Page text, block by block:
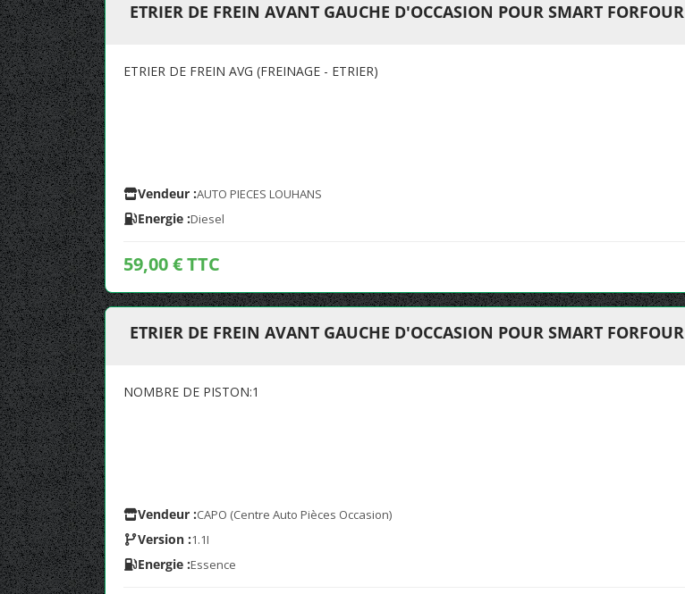
ETRIER DE FREIN AVANT GAUCHE D'OCCASION POUR SMART FORFOUR
ETRIER DE FREIN AVG (FREINAGE - ETRIER)
Vendeur :AUTO PIECES LOUHANS
Energie :Diesel
59,00 € TTC
ETRIER DE FREIN AVANT GAUCHE D'OCCASION POUR SMART FORFOUR
NOMBRE DE PISTON:1
Vendeur :CAPO (Centre Auto Pièces Occasion)
Version :1.1I
Energie :Essence